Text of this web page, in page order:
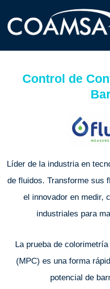
Control de
Líder de la industria en
de fluidos. Transforme sus
el innovador en medir,
industriales para
La prueba de
(MPC) es una forma
potencial de